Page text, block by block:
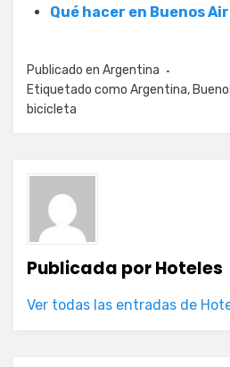
Qué hacer en Buenos
Publicado en Argentina
Etiquetado como Argentina,
bicicleta
Publicada porHoteles
Ver todas las entradas de